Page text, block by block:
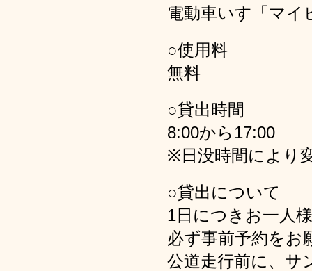
電動車いす「マ
○使用料
無料
○貸出時間
8:00から17:00
※日没時間により
○貸出について
1日につきお一人
必ず事前予約をお
公道走行前に、サ